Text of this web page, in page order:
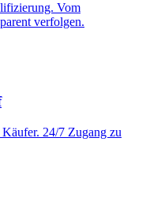
Vom
verfolgen.
24/7 Zugang zu